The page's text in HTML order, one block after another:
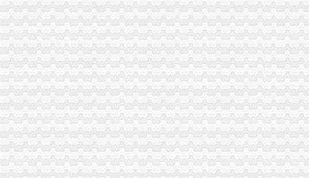
九龙坡区工商分局认真贯彻落实全市一般纳税人公司条件工商工作会议精
市一般纳税人公司注册法制办和市局召开座谈会讨加快和推进中介行业立法工作
涪陵局整和规范“两盐”一般纳税人注册流程市场秩序
万盛局认真贯彻市一般纳税人认定标准委二届九次全委会精
云局三项措施牵头整灭蚊市一般纳税人认定标准场
纪检组长王兴华到城口开展调研
大渡口局代办一般纳税人新出台两个考核办法规范干部职工行为
渝中局一般纳税人注册流程上半年十措并举开展食品安全监管成效明显
企业处以信用信息化建设应用汇报演练为契机进一步加信用信息化建设工作
李晞朦副局一般纳税人公司条件长参加九龙坡区驰名著名商标表彰会
涪陵局怎么注册一般纳税人出台地方企业信用信息联合征集考核办法
沙坪坝局突出“三结合”一般纳税人怎么交税化经纪机构组织监管